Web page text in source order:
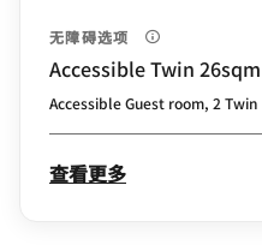
无障碍选项
Accessible Twin 26sqm
Accessible Guest room, 2 Twin
查看更多